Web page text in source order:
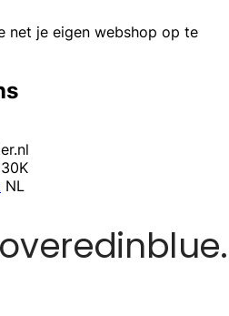
net je eigen webshop op te
NL